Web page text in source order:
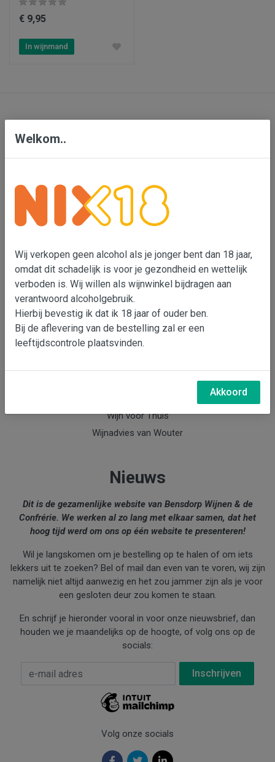
€ 9,95
In wijnmand
Bensdorp Wijnen, De Confrerie en Wijnkado
Bedrijventerrein 'De Vutter'
De Beverspijken 20 L
5221 ED 's-Hertogenbosch (Engelen)
M 06-22993764
e-mail: Wouter Bensdorp
Info
Over Wouter Bensdorp & Bensdorp Wijnen
Wijn voor Thuis
Wijnadvies van Wouter
Nieuws
Dit is de gezamenlijke website van Bensdorp Wijnen & de
Confrérie. We werken al zo lang met elkaar samen, dat het
hoog tijd werd om ons op één website te presenteren!
Wil je langskomen om je bestelling op te halen of om iets
lekkers uit te zoeken? Bel of mail dan even van te voren, wij zijn
namelijk niet altijd aanwezig en het zou jammer zijn als je voor
een gesloten deur zou komen te staan.
En schrijf je hieronder vooral in voor onze nieuwsbrief, dan
houden we je maandelijks op de hoogte, of volg ons op de
socials:
E-mail Adres
Volg onze socials
Welkom..
Wij verkopen geen alcohol als je jonger bent dan 18 jaar,
omdat dit schadelijk is voor je gezondheid en wettelijk
verboden is. Wij willen als wijnwinkel bijdragen aan
verantwoord alcoholgebruik.
Hierbij bevestig ik dat ik 18 jaar of ouder ben.
Bij de aflevering van de bestelling zal er een
leeftijdscontrole plaatsvinden.
Akkoord